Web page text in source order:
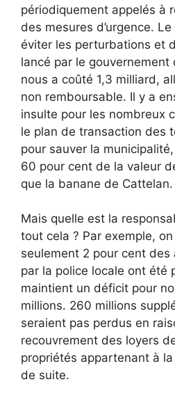
périodiquement appelés à
des mesures d’urgence.
éviter les perturbations et
lancé par le gouvernement
nous a coûté 1,3 milliard,
non remboursable. Il y a
insulte pour les nombreux
le plan de transaction des
pour sauver la
60 pour cent de la valeur
que la banane de Cattelan.
Mais quelle est la
tout cela ? Par exemple,
seulement 2 pour cent des
par la police locale ont été
maintient un déficit pour
millions. 260 millions
seraient pas perdus en
recouvrement des loyers
propriétés appartenant à
de suite.